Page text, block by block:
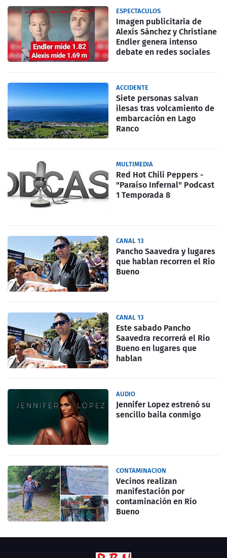
ESPECTACULOS
Imagen publicitaria de
Alexis Sánchez y Christiane
Endler genera intenso
debate en redes sociales
ACCIDENTE
Siete personas salvan
ilesas tras volcamiento de
embarcación en Lago
Ranco
MULTIMEDIA
Red Hot Chili Peppers -
"Paraíso Infernal" Podcast
1 Temporada 8
CANAL 13
Pancho Saavedra y lugares
que hablan recorren el Río
Bueno
CANAL 13
Este sabado Pancho
Saavedra recorrerá el Rio
Bueno en lugares que
hablan
AUDIO
Jennifer Lopez estrenó su
sencillo baila conmigo
CONTAMINACION
Vecinos realizan
manifestación por
contaminación en Río
Bueno